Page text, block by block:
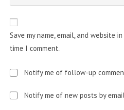
comment
your
URL
(optional)
Save my name, email, and website
time I comment.
Notify me of follow-up
Notify me of new posts by